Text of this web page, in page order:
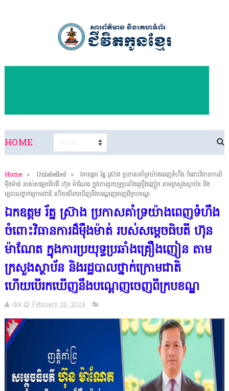
HOME
Home > Unlabelled >
ឯកឧត្តម រ័ត្ន ស្រ៊ាង ប្រកាសគាំទ្រយ៉ាងពេញទំហឹង ចំពោះវិធានការដ៏
ម៉ឺងម៉ាត់ របស់សម្តេចធិបតី ហ៊ុន ម៉ាណែត ក្នុងការប្រយុទ្ធប្រឆាំងគ្រឿងញៀន តាមក្រសួងស្ថាប័ន និង
រដ្ឋបាលថ្នាក់ក្រោមជាតិ ហើយបើរកឃើញនឹងបណ្តេញចេញពីក្របខណ្ឌ
ឯកឧត្តម រ័ត្ន ស្រ៊ាង ប្រកាសគាំទ្រយ៉ាងពេញទំហឹង
ចំពោះវិធានការដ៏ម៉ឺងម៉ាត់ របស់សម្តេចធិបតី ហ៊ុន
ម៉ាណែត ក្នុងការប្រយុទ្ធប្រឆាំងគ្រឿងញៀន តាម
ក្រសួងស្ថាប័ន និងរដ្ឋបាលថ្នាក់ក្រោមជាតិ
ហើយបើរកឃើញនឹងបណ្តេញចេញពីក្របខណ្ឌ
ckk February 20, 2024